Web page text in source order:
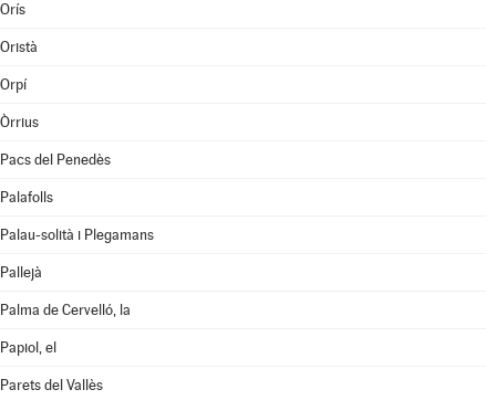
Orís
Oristà
Orpí
Òrrius
Pacs del Penedès
Palafolls
Palau-solità i Plegamans
Pallejà
Palma de Cervelló, la
Papiol, el
Parets del Vallès